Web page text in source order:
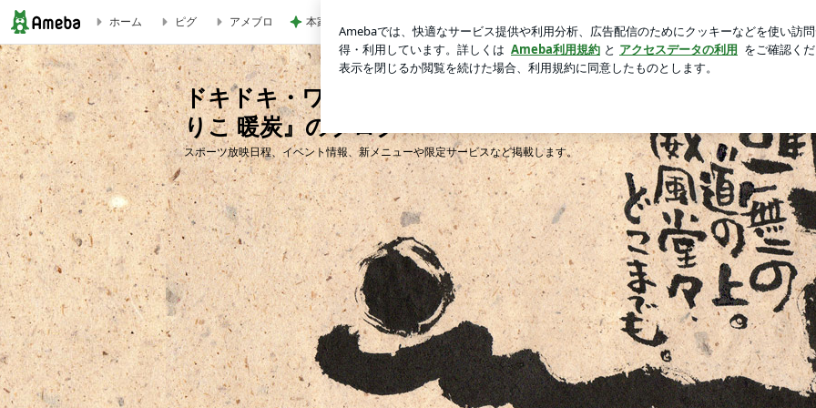
ドキドキ・ワクワクの居酒屋『大佐のとりこ 暖炭』のブログ
ホーム ピグ アメブロ 本家と比較しても変わらないリング
ドキドキ・ワクワクの居酒屋『大佐のと
りこ 暖炭』のブログ
スポーツ放映日程、イベント情報、新メニューや限定サービスなど掲載します。